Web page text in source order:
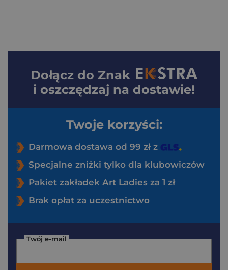
Dołącz do Znak
i oszczędzaj na dostawie!
Twoje korzyści:
Darmowa dostawa od 99 zł z
Specjalne zniżki tylko dla klubowiczów
Pakiet zakładek Art Ladies za 1 zł
Brak opłat za uczestnictwo
Twój e-mail